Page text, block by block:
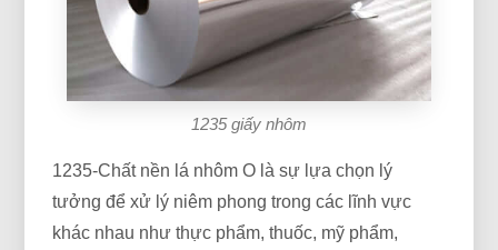
1235 giấy nhôm
1235-Chất nền lá nhôm O là sự lựa chọn lý
tưởng để xử lý niêm phong trong các lĩnh vực
khác nhau như thực phẩm, thuốc, mỹ phẩm,